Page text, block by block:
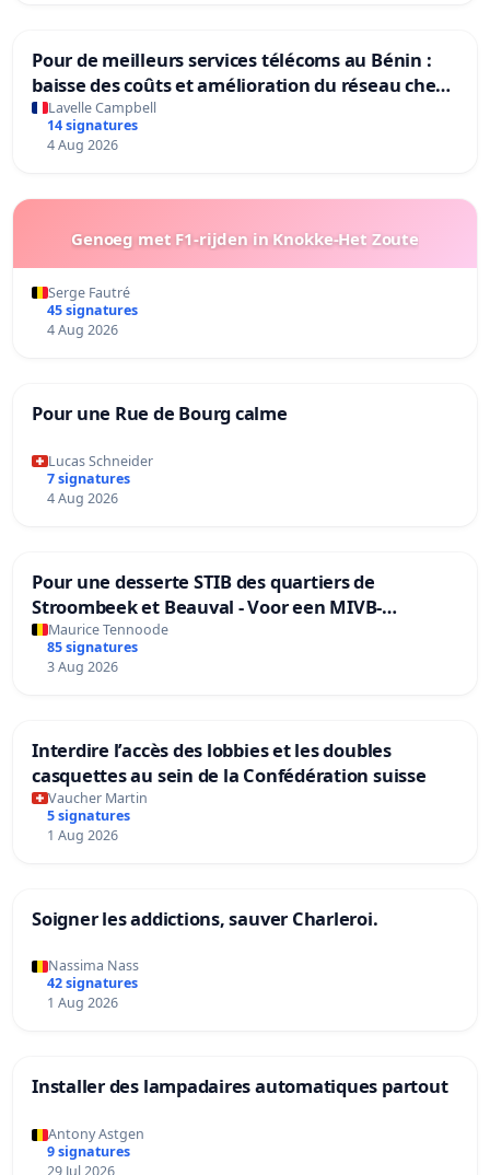
Pour de meilleurs services télécoms au Bénin :
baisse des coûts et amélioration du réseau chez
MTN, Moov et Celtis
Lavelle Campbell
14 signatures
4 Aug 2026
Genoeg met F1-rijden in Knokke-Het Zoute
Serge Fautré
45 signatures
4 Aug 2026
Pour une Rue de Bourg calme
Lucas Schneider
7 signatures
4 Aug 2026
Pour une desserte STIB des quartiers de
Stroombeek et Beauval - Voor een MIVB-
bediening van de wijken Strombeek en Het Voor
Maurice Tennoode
85 signatures
3 Aug 2026
Interdire l’accès des lobbies et les doubles
casquettes au sein de la Confédération suisse
Vaucher Martin
5 signatures
1 Aug 2026
Soigner les addictions, sauver Charleroi.
Nassima Nass
42 signatures
1 Aug 2026
Installer des lampadaires automatiques partout
Antony Astgen
9 signatures